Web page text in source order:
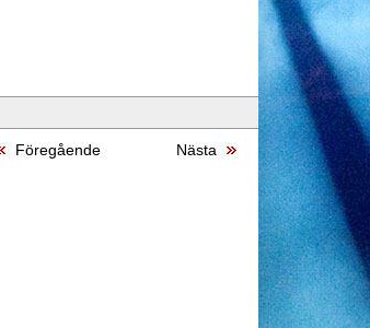
Föregående Nästa